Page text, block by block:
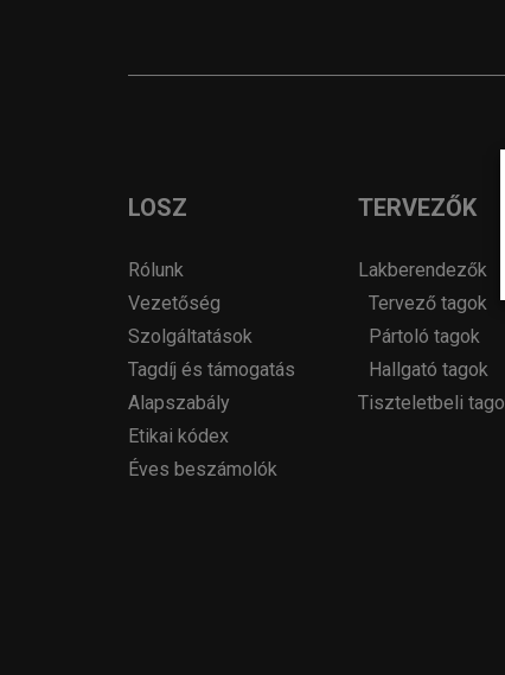
LOSZ
Rólunk
Vezetőség
Szolgáltatások
Tagdíj és támogatás
Alapszabály
Etikai kódex
Éves beszámolók
TERVEZŐK
Lakberendezők
Tervező tagok
Pártoló tagok
Hallgató tagok
Tiszteletbeli